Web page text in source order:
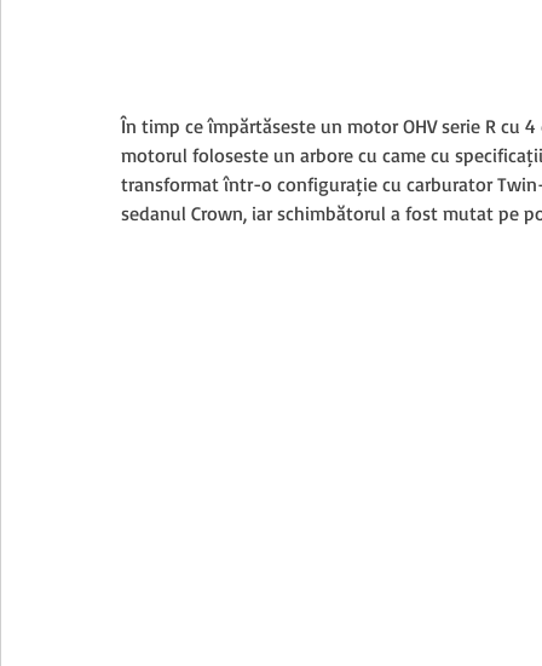
În timp ce împărtășește un motor OHV serie R cu
motorul folosește un arbore cu came cu
transformat într-o configurație cu carburator
sedanul Crown, iar schimbătorul a fost mutat pe